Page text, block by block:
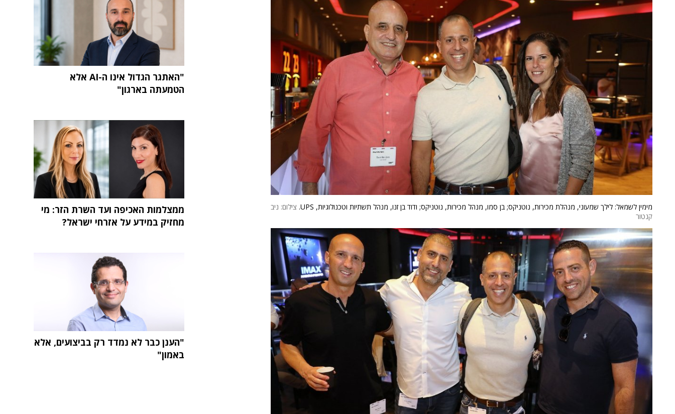
מימין לשמאל: לילך שמעוני, מנהלת מכירות, נוטניקס; בן סמו, מנהל מכירות, נוטניקס; ודוד בן זנו, מנהל תשתיות וטכנולוגיות, UPS.
צילום: ניב
קנטור
"האתגר הגדול אינו ה-AI אלא
הטמעתה בארגון"
ממצלמות האכיפה ועד השרת הזר: מי
מחזיק במידע על אזרחי ישראל?
"הענן כבר לא נמדד רק בביצועים, אלא
באמון"